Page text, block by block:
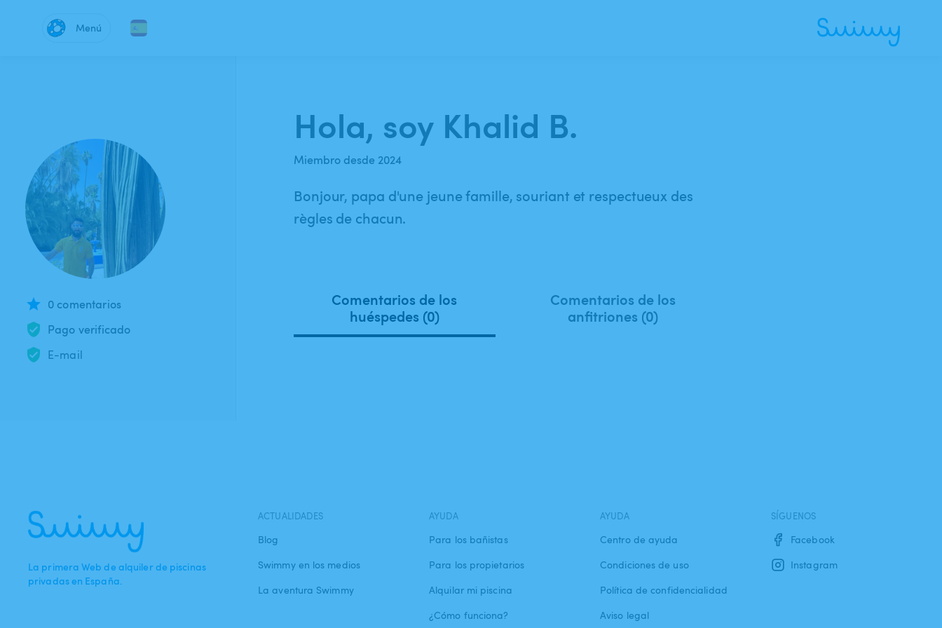
Menú
0 comentarios
Pago verificado
E-mail
Hola, soy Khalid B.
Miembro desde 2024
Bonjour, papa d'une jeune famille, souriant et respectueux des
règles de chacun.
Comentarios de los
huéspedes (0)
Comentarios de los
anfitriones (0)
La primera Web de alquiler de piscinas
privadas en España.
ACTUALIDADES
Blog
Swimmy en los medios
La aventura Swimmy
AYUDA
Para los bañistas
Para los propietarios
Alquilar mi piscina
¿Cómo funciona?
AYUDA
Centro de ayuda
Condiciones de uso
Política de confidencialidad
Aviso legal
SÍGUENOS
Facebook
Instagram